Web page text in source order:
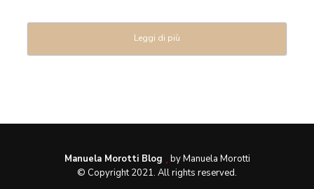
Leggi di più
Manuela Morotti Blog
by Manuela Morotti
© Copyright 2021. All rights reserved.